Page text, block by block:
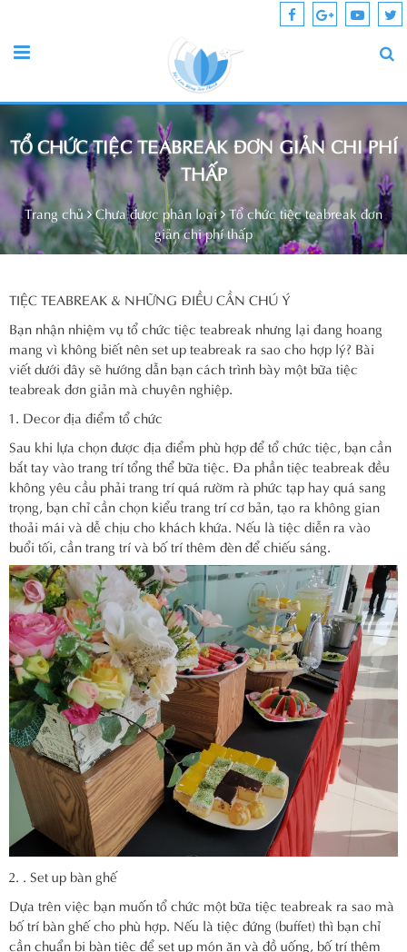
TỔ CHỨC TIỆC TEABREAK ĐƠN GIẢN CHI PHÍ
THẤP
Trang chủ Chưa được phân loại Tổ chức tiệc teabreak đơn
giản chi phí thấp
TIỆC TEABREAK & NHỮNG ĐIỀU CẦN CHÚ Ý
Bạn nhận nhiệm vụ tổ chức tiệc teabreak nhưng lại đang hoang
mang vì không biết nên set up teabreak ra sao cho hợp lý? Bài
viết dưới đây sẽ hướng dẫn bạn cách trình bày một bữa tiệc
teabreak đơn giản mà chuyên nghiệp.
Decor địa điểm tổ chức
Sau khi lựa chọn được địa điểm phù hợp để tổ chức tiệc, bạn cần
bắt tay vào trang trí tổng thể bữa tiệc. Đa phần tiệc teabreak đều
không yêu cầu phải trang trí quá rườm rà phức tạp hay quá sang
trọng, bạn chỉ cần chọn kiểu trang trí cơ bản, tạo ra không gian
thoải mái và dễ chịu cho khách khứa. Nếu là tiệc diễn ra vào
buổi tối, cần trang trí và bố trí thêm đèn để chiếu sáng.
. Set up bàn ghế
Dựa trên việc bạn muốn tổ chức một bữa tiệc teabreak ra sao mà
bố trí bàn ghế cho phù hợp. Nếu là tiệc đứng (buffet) thì bạn chỉ
cần chuẩn bị bàn tiệc để set up món ăn và đồ uống, bố trí thêm